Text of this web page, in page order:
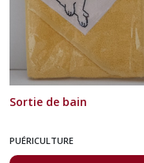
Sortie de bain
PUÉRICULTURE